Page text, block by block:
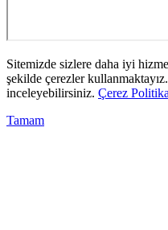
Sitemizde sizlere daha iyi
şekilde çerezler
inceleyebilirsiniz. Çerez
Tamam